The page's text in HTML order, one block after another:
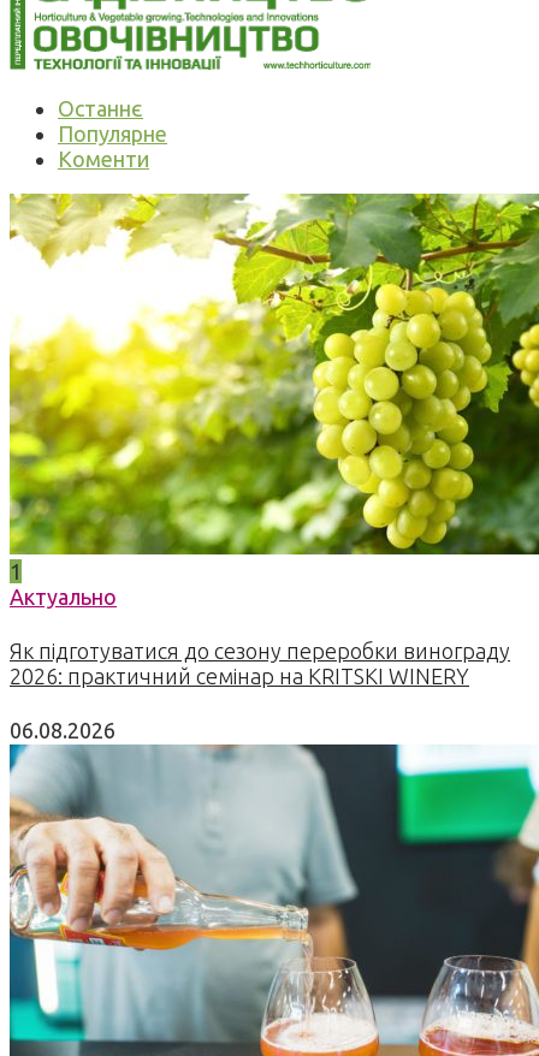
Останнє
Популярне
Коменти
1
Актуально
Як підготуватися до сезону переробки винограду
2026: практичний семінар на KRITSKI WINERY
06.08.2026